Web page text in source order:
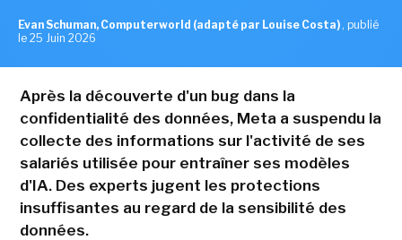
Evan Schuman, Computerworld (adapté par Louise Costa) , publié
le 25 Juin 2026
Après la découverte d'un bug dans la
confidentialité des données, Meta a suspendu la
collecte des informations sur l'activité de ses
salariés utilisée pour entraîner ses modèles
d'IA. Des experts jugent les protections
insuffisantes au regard de la sensibilité des
données.